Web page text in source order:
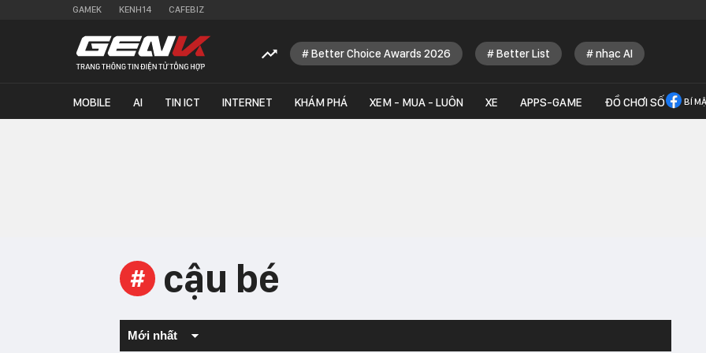
GAMEK KENH14 CAFEBIZ
Better Choice Awards 2026 Better List nhạc AI
MOBILE AI TIN ICT INTERNET KHÁM PHÁ XEM - MUA - LUÔN XE APPS-GAME ĐỒ CHƠI SỐ BÍ
# cậu bé
Mới nhất